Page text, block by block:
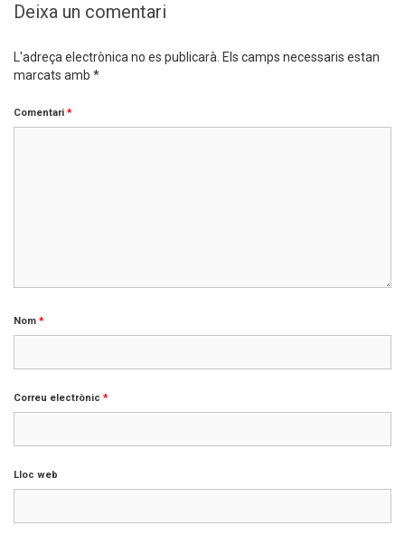
Deixa un comentari
L'adreça electrònica no es publicarà. Els camps necessaris estan
marcats amb *
Comentari *
Nom *
Correu electrònic *
Lloc web